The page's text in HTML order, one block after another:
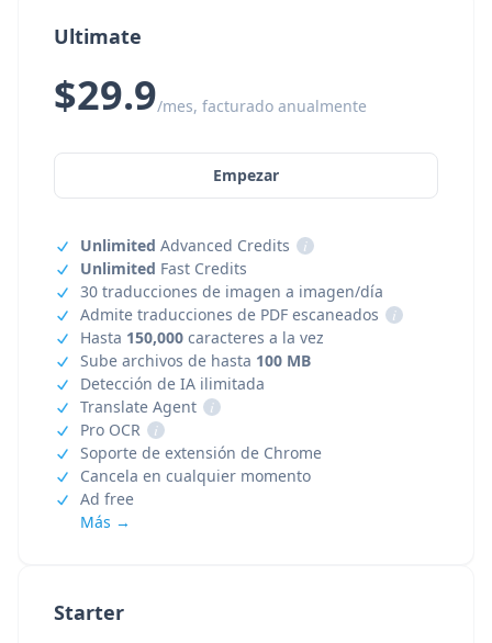
Starter
Ultimate
$29.9/mes, facturado anualmente
Empezar
Unlimited Advanced Credits
i
Unlimited Fast Credits
30 traducciones de imagen a imagen/día
Admite traducciones de PDF escaneados
i
Hasta 150,000 caracteres a la vez
Sube archivos de hasta 100 MB
Detección de IA ilimitada
Translate Agent
i
Pro OCR
i
Soporte de extensión de Chrome
Cancela en cualquier momento
Ad free
Más →